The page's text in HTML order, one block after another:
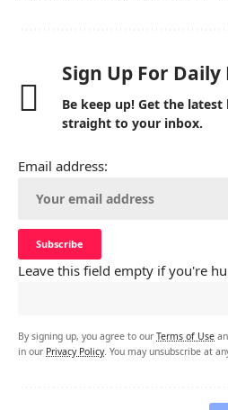
Sign Up For
Be keep up! Get the
straight to your inbox.
Email address:
Leave this field empty if you're
By signing up, you agree to our Terms of Use
in our Privacy Policy. You may unsubscribe at